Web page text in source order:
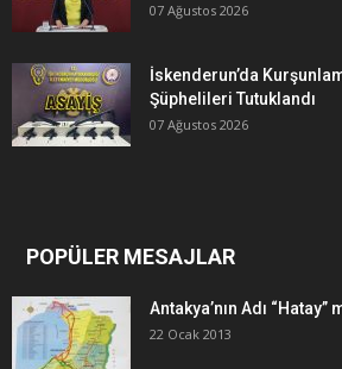
07 Ağustos 2026
İskenderun’da
Şüphelileri Tutuklandı
07 Ağustos 2026
POPÜLER MESAJLAR
Antakya’nın Adı “Hatay”
22 Ocak 2013